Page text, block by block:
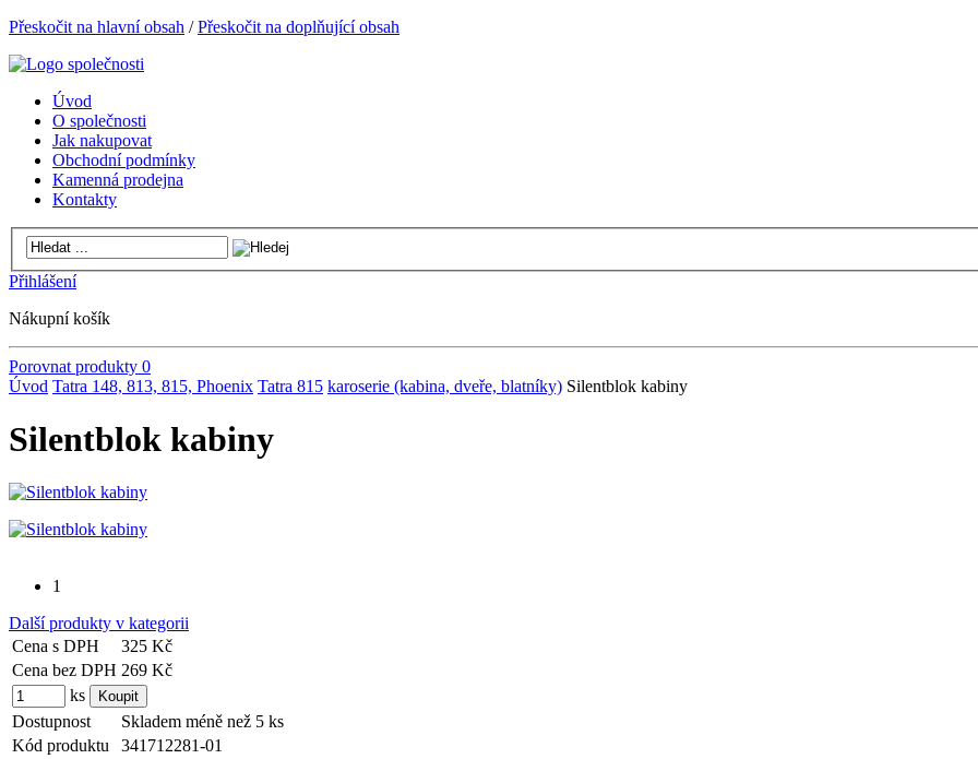
Přeskočit na hlavní obsah /Přeskočit na doplňující obsah
Úvod
O společnosti
Jak nakupovat
Obchodní podmínky
Kamenná prodejna
Kontakty
Přihlášení
Nákupní košík
Porovnat produkty 0
Úvod Tatra 148, 813, 815, Phoenix Tatra 815 karoserie (kabina, dveře, blatníky) Silentblok kabiny
Silentblok kabiny
1
Další produkty v kategorii
Cena s DPH
325 Kč
Cena bez DPH 269 Kč
ks
Dostupnost
Skladem méně než 5 ks
Kód produktu
341712281-01